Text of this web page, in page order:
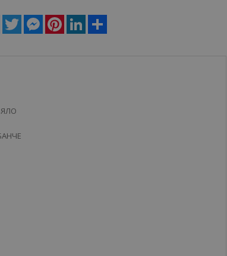
Facebook
Twitter MessengerPinterestLinkedIn